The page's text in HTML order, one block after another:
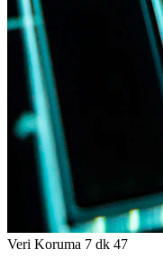
Veri Koruma 7 dk 47